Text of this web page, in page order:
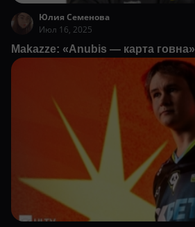
Юлия Семенова
Июл 16, 2025
Makazze: «Anubis — карта говна»